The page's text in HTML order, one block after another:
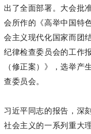
出了全面部署。大会批
会所作的《高举中国特
会主义现代化国家而团
纪律检查委员会的工作
（修正案）》，选举产
查委员会。
习近平同志的报告，深
社会主义的一系列重大